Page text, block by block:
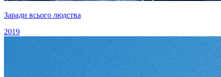
Заради всього людства
2019